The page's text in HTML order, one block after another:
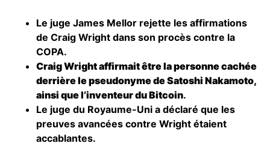
Le juge James Mellor rejette les affirmations
de Craig Wright dans son procès contre la
COPA.
Craig Wright affirmait être la personne cachée
derrière le pseudonyme de Satoshi Nakamoto,
ainsi que l’inventeur du Bitcoin.
Le juge du Royaume-Uni a déclaré que les
preuves avancées contre Wright étaient
accablantes.